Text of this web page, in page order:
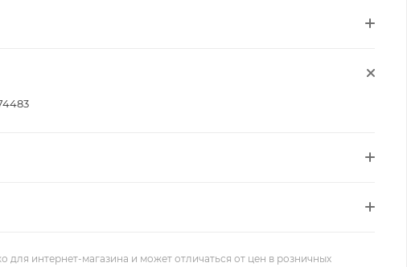
для интернет-магазина и может отличаться от цен в розничных